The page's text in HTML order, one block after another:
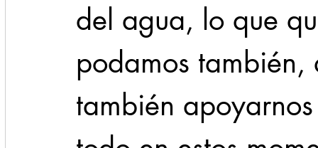
del agua, lo que
podamos
también